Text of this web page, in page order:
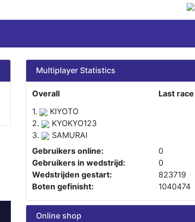
Multiplayer Statistics
Overall
Last race
1.
KIYOTO
2.
KYOKYO123
3.
SAMURAI
Gebruikers online:
0
Gebruikers in wedstrijd:
0
Wedstrijden gestart:
823719
Boten gefinisht:
1040474
Online shop